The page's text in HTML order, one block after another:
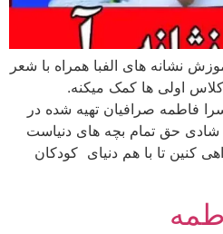
نشانه های الفبا همراه با شعر
کلاس اولی ها کمک میکنه.
صرافیان تهیه شده در
حق تمام بچه های دنیاست
کنین تا با هم دنیای کودکان